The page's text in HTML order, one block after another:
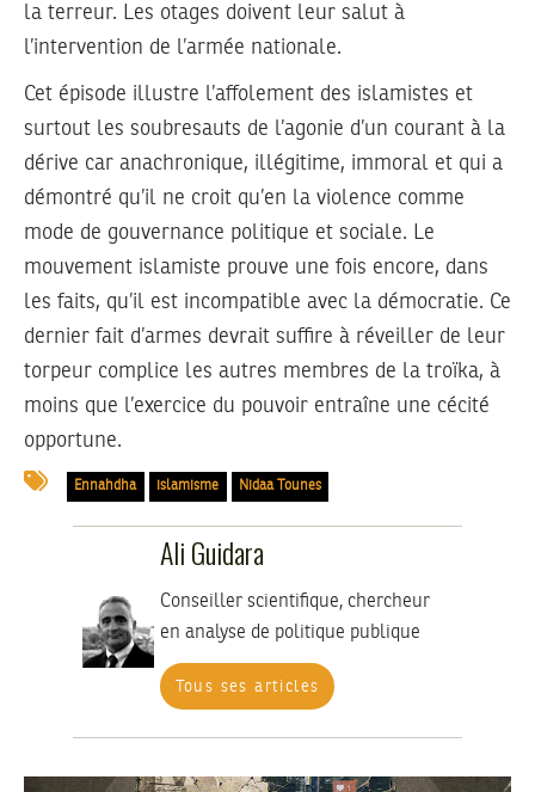
la terreur. Les otages doivent leur salut à
l’intervention de l’armée nationale.
Cet épisode illustre l’affolement des islamistes et
surtout les soubresauts de l’agonie d’un courant à la
dérive car anachronique, illégitime, immoral et qui a
démontré qu’il ne croit qu’en la violence comme
mode de gouvernance politique et sociale. Le
mouvement islamiste prouve une fois encore, dans
les faits, qu’il est incompatible avec la démocratie. Ce
dernier fait d’armes devrait suffire à réveiller de leur
torpeur complice les autres membres de la troïka, à
moins que l’exercice du pouvoir entraîne une cécité
opportune.
Ennahdha islamisme Nidaa Tounes
Ali Guidara
Conseiller scientifique, chercheur
en analyse de politique publique
Tous ses articles